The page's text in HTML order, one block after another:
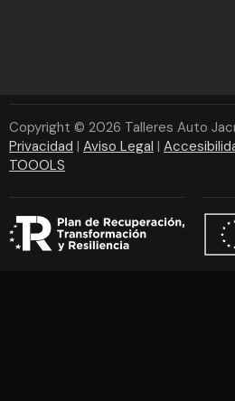
Copyright © 2026 Talleres Auto
Privacidad | Aviso Legal |
TOOOLS